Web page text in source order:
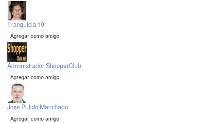
Franquicia 19
Agregar como amigo
Administrador ShopperClub
Agregar como amigo
Jose Pulido Manchado
Agregar como amigo